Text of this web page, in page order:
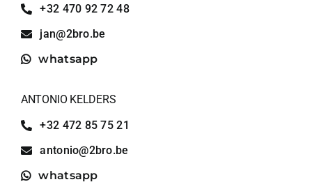
+32 470 92 72 48
jan@2bro.be
whatsapp
ANTONIO KELDERS
+32 472 85 75 21
antonio@2bro.be
whatsapp